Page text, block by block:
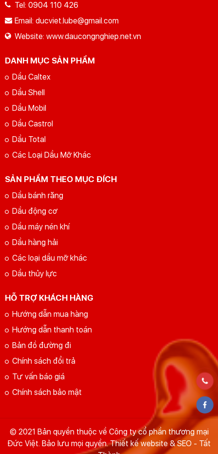
Tel: 0904 110 426
Email: ducviet.lube@gmail.com
Website: www.daucongnghiep.net.vn
DANH MỤC SẢN PHẨM
Dầu Caltex
Dầu Shell
Dầu Mobil
Dầu Castrol
Dầu Total
Các Loại Dầu Mỡ Khác
SẢN PHẨM THEO MỤC ĐÍCH
Dầu bánh răng
Dầu động cơ
Dầu máy nén khí
Dầu hàng hải
Các loại dầu mỡ khác
Dầu thủy lực
HỖ TRỢ KHÁCH HÀNG
Hướng dẫn mua hàng
Hướng dẫn thanh toán
Bản đồ đường đi
Chính sách đổi trả
Tư vấn báo giá
Chính sách bảo mật
© 2021 Bản quyền thuộc về Công ty cổ phần thương mại
Đức Việt. Bảo lưu mọi quyền. Thiết kế website & SEO - Tất